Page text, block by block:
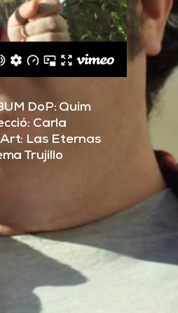
DoP: Quim
Carla
Las Eternas
Trujillo